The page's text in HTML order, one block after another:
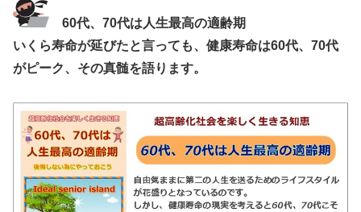
60代、70代は人生最高の適齢期
いくら寿命が延びたと言っても、健康寿命は60代、70代
がピーク、その真髄を語ります。